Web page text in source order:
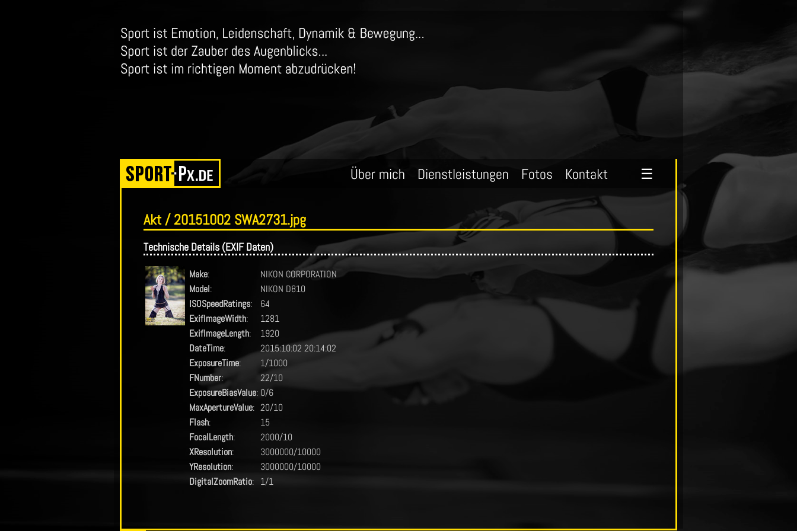
Über mich Dienstleistungen Fotos Kontakt ☰
Akt / 20151002 SWA2731.jpg
Technische Details (EXIF Daten)
Make:
NIKON CORPORATION
Model:
NIKON D810
ISOSpeedRatings:
64
ExifImageWidth:
1281
ExifImageLength:
1920
DateTime:
2015:10:02 20:14:02
ExposureTime:
1/1000
FNumber:
22/10
ExposureBiasValue: 0/6
MaxApertureValue: 20/10
Flash:
15
FocalLength:
2000/10
XResolution:
3000000/10000
YResolution:
3000000/10000
DigitalZoomRatio: 1/1